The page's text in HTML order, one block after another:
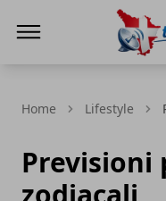
Home Lifestyle